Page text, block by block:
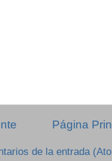
Página
de la entrada